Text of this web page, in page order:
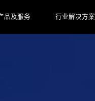
品及服务 行业解决方案